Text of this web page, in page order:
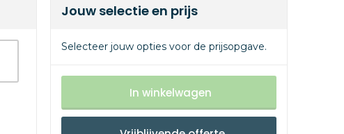
Jouw selectie en prijs
Selecteer jouw opties voor de prijsopgave.
In winkelwagen